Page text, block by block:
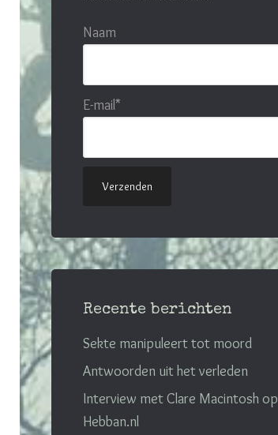
Naam
E-mail*
Recente berichten
Sekte manipuleert tot moord
Antwoorden uit het verleden
Interview met Clare Macintosh op
Hebban.nl